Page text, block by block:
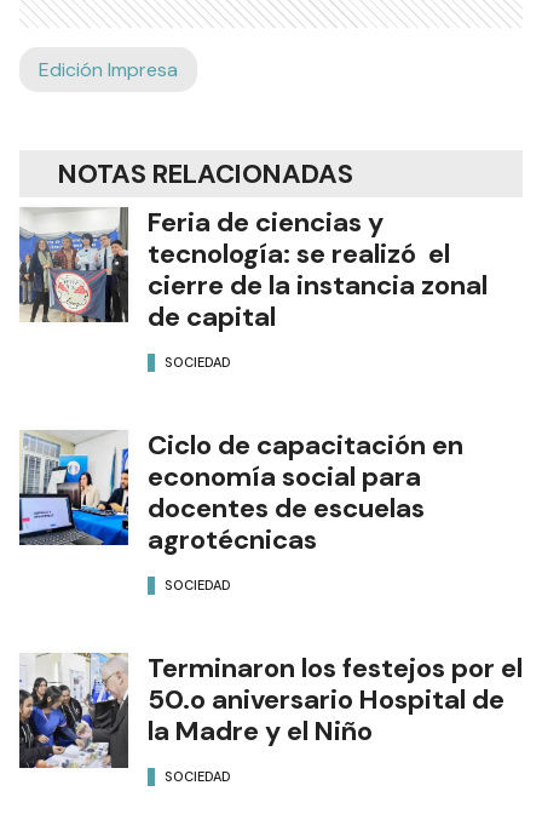
Edición Impresa
NOTAS RELACIONADAS
Feria de ciencias y
tecnología: se realizó el
cierre de la instancia zonal
de capital
SOCIEDAD
Ciclo de capacitación en
economía social para
docentes de escuelas
agrotécnicas
SOCIEDAD
Terminaron los festejos por el
50.o aniversario Hospital de
la Madre y el Niño
SOCIEDAD